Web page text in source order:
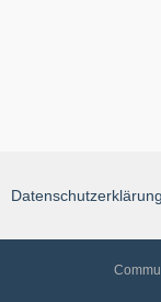
Datenschutzerklärung